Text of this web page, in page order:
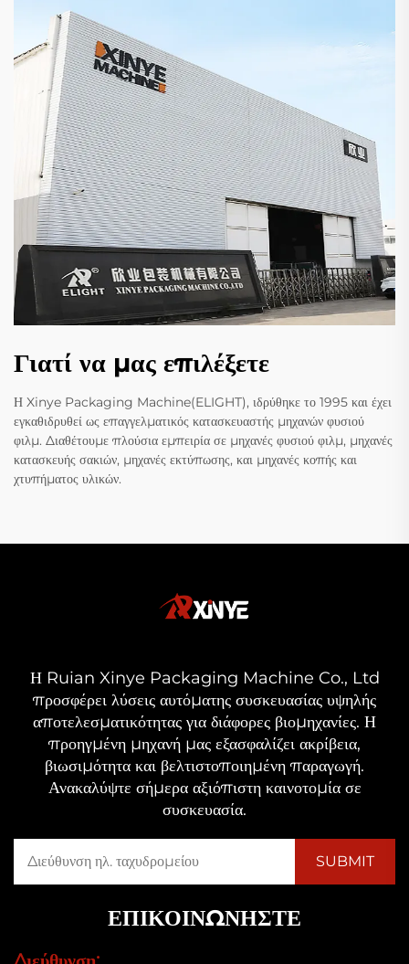
Γιατί να μας επιλέξετε
Η Xinye Packaging Machine(ELIGHT), ιδρύθηκε το 1995 και έχει
εγκαθιδρυθεί ως επαγγελματικός κατασκευαστής μηχανών φυσιού
φιλμ. Διαθέτουμε πλούσια εμπειρία σε μηχανές φυσιού φιλμ, μηχανές
κατασκευής σακιών, μηχανές εκτύπωσης, και μηχανές κοπής και
χτυπήματος υλικών.
Η Ruian Xinye Packaging Machine Co., Ltd
προσφέρει λύσεις αυτόματης συσκευασίας υψηλής
αποτελεσματικότητας για διάφορες βιομηχανίες. Η
προηγμένη μηχανή μας εξασφαλίζει ακρίβεια,
βιωσιμότητα και βελτιστοποιημένη παραγωγή.
Ανακαλύψτε σήμερα αξιόπιστη καινοτομία σε
συσκευασία.
ΕΠΙΚΟΙΝΩΝΉΣΤΕ